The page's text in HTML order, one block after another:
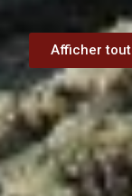
Afficher